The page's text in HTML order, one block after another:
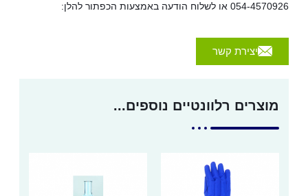
054-4570926 או לשלוח הודעה באמצעות הכפתור להלן:
יצירת קשר
מוצרים רלוונטיים נוספים...